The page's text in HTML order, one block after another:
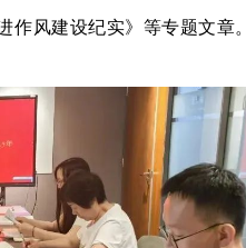
作风建设纪实》等专题文章。